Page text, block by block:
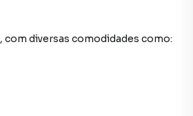
, com diversas comodidades como: